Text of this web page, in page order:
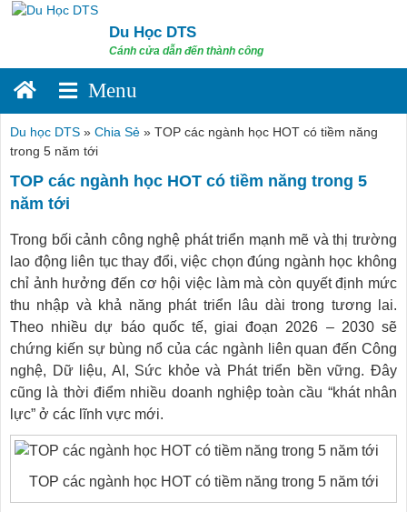
Skip
Du Học DTS
Cánh cửa dẫn đến thành công
Du học DTS » Chia Sẻ » TOP các ngành học HOT có tiềm năng
trong 5 năm tới
TOP các ngành học HOT có tiềm năng trong 5
năm tới
Trong bối cảnh công nghệ phát triển mạnh mẽ và thị trường
lao động liên tục thay đổi, việc chọn đúng ngành học không
chỉ ảnh hưởng đến cơ hội việc làm mà còn quyết định mức
thu nhập và khả năng phát triển lâu dài trong tương lai.
Theo nhiều dự báo quốc tế, giai đoạn 2026 – 2030 sẽ
chứng kiến sự bùng nổ của các ngành liên quan đến Công
nghệ, Dữ liệu, AI, Sức khỏe và Phát triển bền vững. Đây
cũng là thời điểm nhiều doanh nghiệp toàn cầu “khát nhân
lực” ở các lĩnh vực mới.
TOP các ngành học HOT có tiềm năng trong 5 năm tới